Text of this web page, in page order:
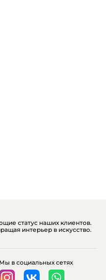
статус наших клиентов.
интерьер в искусство.
Мы в социальных сетях